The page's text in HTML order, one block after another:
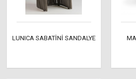
LUNICA SABATİNİ SANDALYE